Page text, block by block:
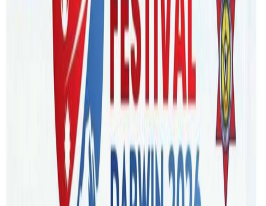
ब्रिजवेन, अष्ट्रेलियाभर नै यत्ति बेला तिज विशेष कार्यक्रम हुदैछन् । ती